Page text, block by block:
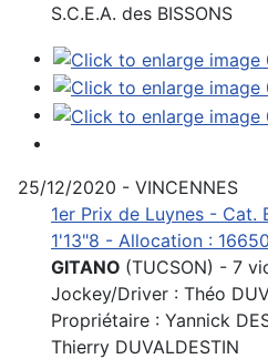
S.C.E.A. des BISSONS
25/12/2020 - VINCENNES
1er Prix de Luynes -
1'13"8 - Allocation :
GITANO (TUCSON) - 7
Jockey/Driver : Théo
Propriétaire : Yannick
Thierry DUVALDESTIN